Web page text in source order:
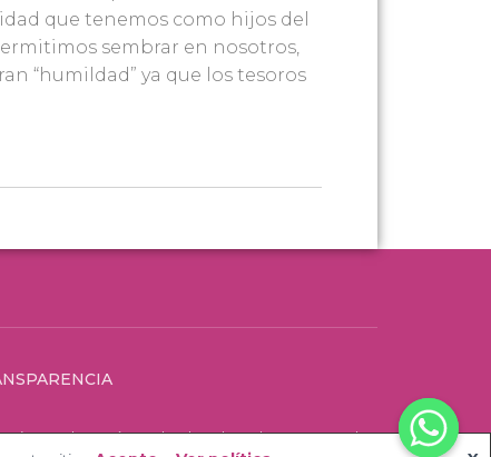
que tenemos como hijos del
sembrar en nosotros,
“humildad” ya que los tesoros
Todos los derechos reservados